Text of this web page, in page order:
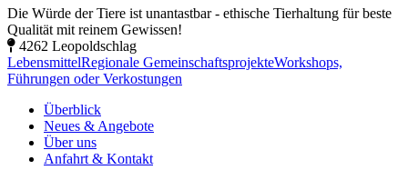
Die Würde der Tiere ist unantastbar - ethische Tierhaltung für beste
Qualität mit reinem Gewissen!
4262 Leopoldschlag
LebensmittelRegionale GemeinschaftsprojekteWorkshops,
Führungen oder Verkostungen
Überblick
Neues & Angebote
Über uns
Anfahrt & Kontakt